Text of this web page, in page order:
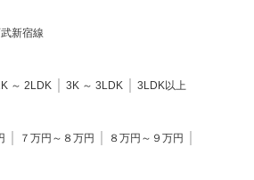
新宿線
～ 2LDK 3K ～ 3LDK 3LDK以上
７万円～８万円
８万円～９万円